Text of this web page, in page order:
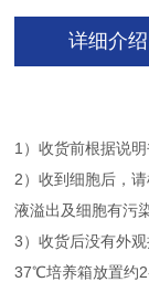
详细介绍
1）收货前根据说
2）收到细胞后，
液溢出及细胞有污
3）收货后没有外
37℃培养箱放置约